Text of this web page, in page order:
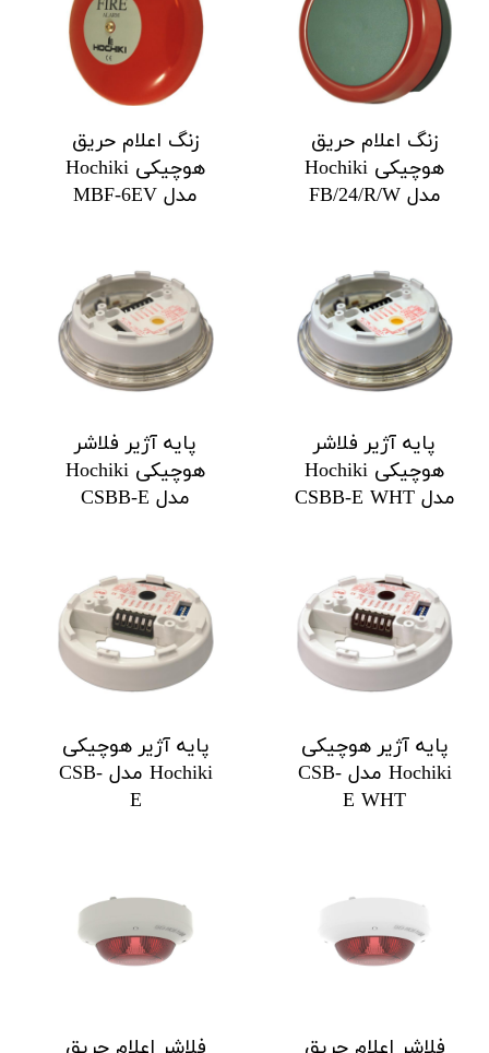
زنگ اعلام حریق
هوچیکی Hochiki
مدل FB/24/R/W
زنگ اعلام حریق
هوچیکی Hochiki
مدل MBF-6EV
پایه آژیر فلاشر
هوچیکی Hochiki
مدل CSBB-E WHT
پایه آژیر فلاشر
هوچیکی Hochiki
مدل CSBB-E
پایه آژیر هوچیکی
Hochiki مدل CSB-
E WHT
پایه آژیر هوچیکی
Hochiki مدل CSB-
E